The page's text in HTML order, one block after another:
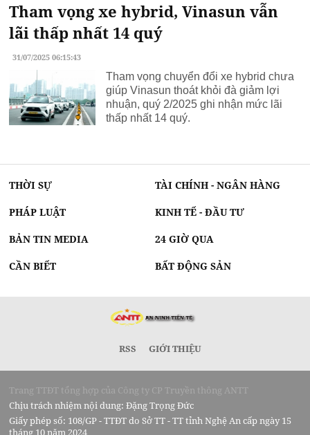
Tham vọng xe hybrid, Vinasun vẫn
lãi thấp nhất 14 quý
31/07/2025 06:15:43
Tham vọng chuyển đổi xe hybrid chưa
giúp Vinasun thoát khỏi đà giảm lợi
nhuận, quý 2/2025 ghi nhận mức lãi
thấp nhất 14 quý.
THỜI SỰ TÀI CHÍNH - NGÂN HÀNG
PHÁP LUẬT KINH TẾ - ĐẦU TƯ
BẢN TIN MEDIA 24 GIỜ QUA
CẦN BIẾT BẤT ĐỘNG SẢN
RSS GIỚI THIỆU
Trang TTĐT tổng hợp của Công ty CP Truyền thông ANTT
Chịu trách nhiệm nội dung: Đặng Trọng Đức
Giấy phép số: 108/GP - TTĐT do Sở TT - TT tỉnh Nghệ An cấp ngày 15
tháng 10 năm 2024